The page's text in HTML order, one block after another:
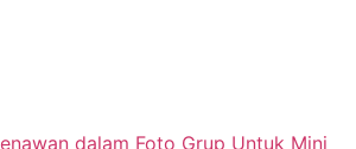
dalam Foto Grup Untuk Mini